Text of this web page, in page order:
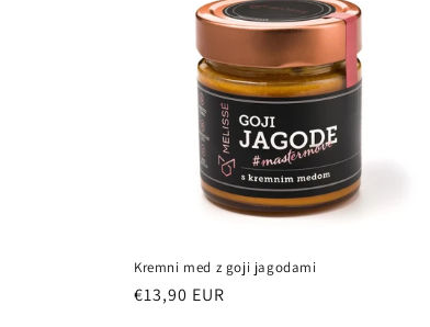
Kremni med z goji jagodami
Redna
€13,90 EUR